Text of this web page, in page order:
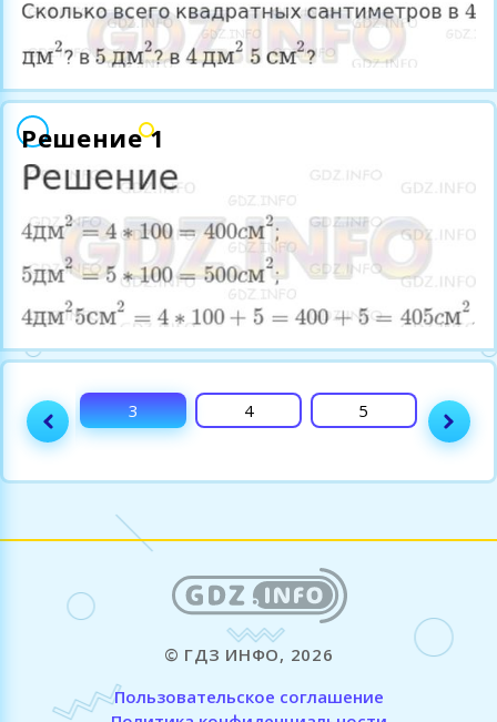
Решение 1
3 4 5
© ГДЗ ИНФО, 2026
Пользовательское соглашение